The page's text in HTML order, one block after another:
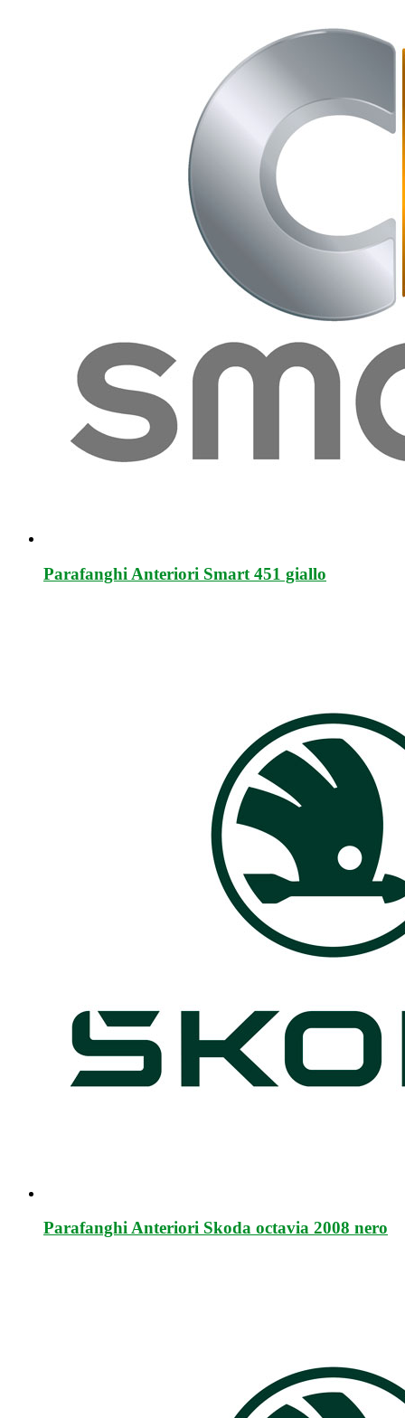
Parafanghi Anteriori Smart 451 giallo
Parafanghi Anteriori Skoda octavia 2008 nero